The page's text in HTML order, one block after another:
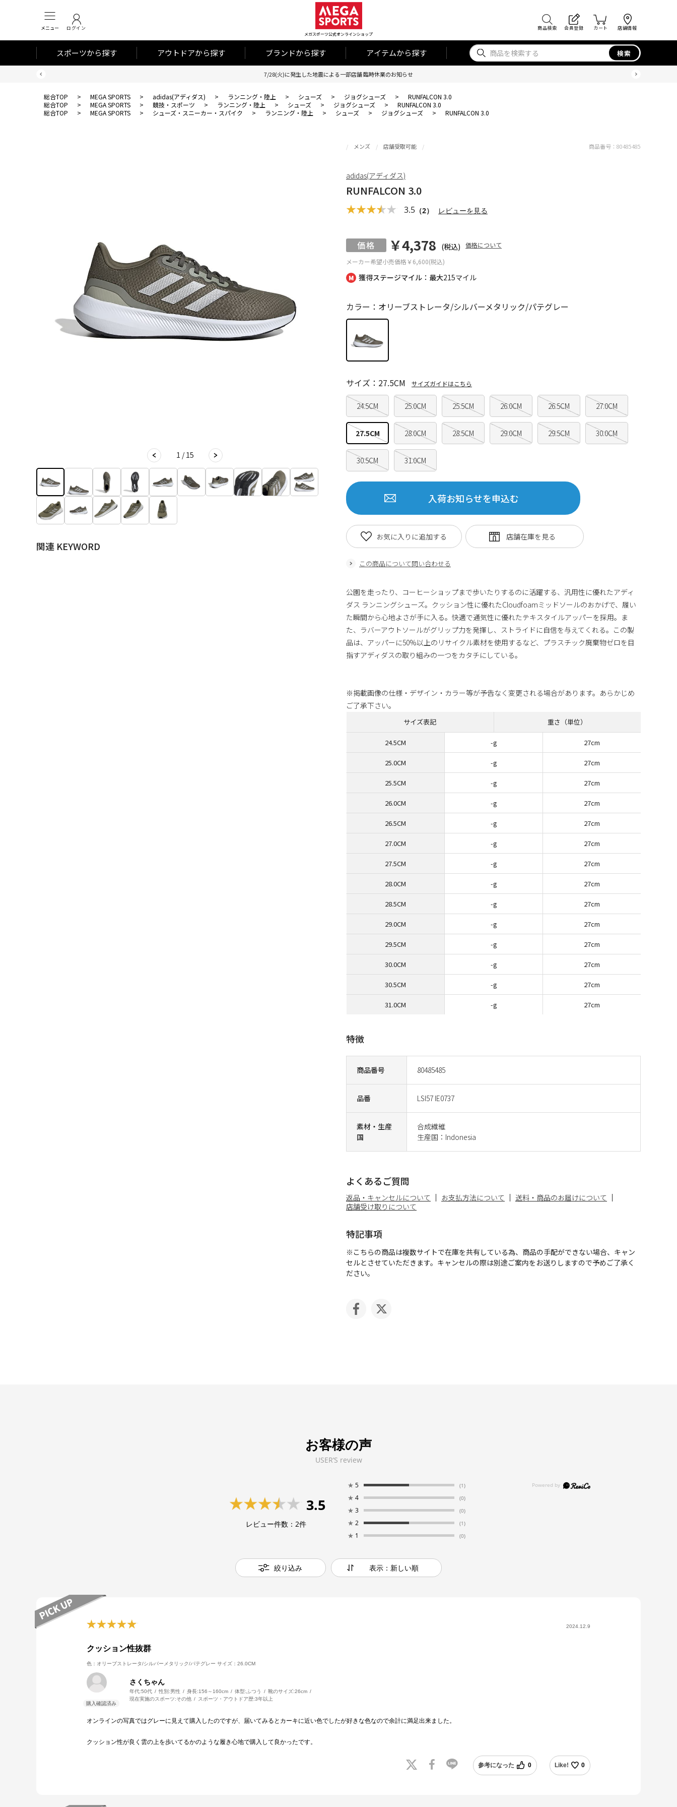
メニュー ログイン
メガスポーツ公式オンラインショップ
商品検索 会員登録 カート 店舗情報
スポーツから探す アウトドアから探す ブランドから探す アイテムから探す 検索
7/28(火)に発生した地震による一部店舗 臨時休業のお知らせ
総合TOP > MEGA SPORTS > adidas(アディダス) > ランニング・陸上 > シューズ > ジョグシューズ >
RUNFALCON 3.0
総合TOP
> MEGA SPORTS > 競技・スポーツ > ランニング・陸上 > シューズ > ジョグシューズ >
RUNFALCON 3.0
総合TOP
> MEGA SPORTS > シューズ・スニーカー・スパイク > ランニング・陸上 > シューズ > ジョグシューズ > RUNFALCON 3.0
1 / 15
関連 KEYWORD
獲得ステージマイル：最大215マイル
メンズ 店舗受取可能
RUNFALCON 3.0
3.5 （2） レビューを見る
メーカー希望小売価格￥6,600(税込)
￥4,378 (税込) 価格について
商品番号 80485485
品番 LSI57 IE0737
素材・生産
国
合成繊維
生産国：Indonesia
カラー：オリーブストレータ/シルバーメタリック/パテグレー
24.5CM 25.0CM 25.5CM 26.0CM 26.5CM 27.0CM
27.5CM 28.0CM 28.5CM 29.0CM 29.5CM 30.0CM
30.5CM 31.0CM
サイズ：27.5CM サイズガイドはこちら
入荷お知らせを申込む
この商品について問い合わせる
お気に入りに追加する
商品番号： 80485485
adidas(アディダス)
公園を走ったり、コーヒーショップまで歩いたりするのに活躍する、汎用性に優れたアディ
ダス ランニングシューズ。クッション性に優れたCloudfoamミッドソールのおかげで、履い
た瞬間から心地よさが手に入る。快適で通気性に優れたテキスタイルアッパーを採用。ま
た、ラバーアウトソールがグリップ力を発揮し、ストライドに自信を与えてくれる。この製
品は、アッパーに50%以上のリサイクル素材を使用するなど、プラスチック廃棄物ゼロを目
指すアディダスの取り組みの一つをカタチにしている。
※掲載画像の仕様・デザイン・カラー等が予告なく変更される場合があります。あらかじめ
ご了承下さい。
特徴
よくあるご質問
返品・キャンセルについて お支払方法について
送料・商品のお届けについて
店舗受け取りについて
特記事項
※こちらの商品は複数サイトで在庫を共有している為、商品の手配ができない場合、キャン
セルとさせていただきます。キャンセルの際は別途ご案内をお送りしますので予めご了承く
ださい。
サイズ表記 重さ（単位）
24.5CM -g 27cm
25.0CM -g 27cm
25.5CM -g 27cm
26.0CM -g 27cm
26.5CM -g 27cm
27.0CM -g 27cm
27.5CM -g 27cm
28.0CM -g 27cm
28.5CM -g 27cm
29.0CM -g 27cm
29.5CM -g 27cm
30.0CM -g 27cm
30.5CM -g 27cm
31.0CM -g 27cm
お客様の声
USER’S review
3.5
レビュー件数： 2件
★ 5 (1)
★ 4 (0)
★ 3 (0)
★ 2 (1)
★ 1 (0)
絞り込み 表示：新しい順
2024.12.9
クッション性抜群
色：オリーブストレータ/シルバーメタリック/パテグレー サイズ：26.0CM
さくちゃん
年代:50代 性別:男性 身長:156～160cm 体型: ふつう 靴のサイズ:26cm
現在実施のスポーツ:その他 スポーツ・アウトドア歴:3年以上
オンラインの写真ではグレーに見えて購入したのですが、届いてみるとカーキに近い色でしたが好きな色なので余計に満足出来ました。
クッション性が良く雲の上を歩いてるかのような履き心地で購入して良かったです。
参考になった 0 Like! 0